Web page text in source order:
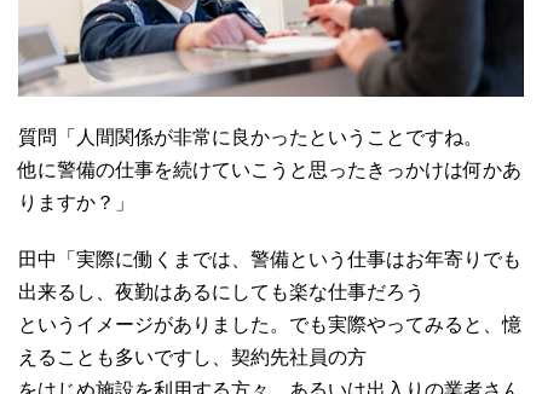
質問「人間関係が非常に良かったということですね。
他に警備の仕事を続けていこうと思ったきっかけは何かあ
りますか？」
田中「実際に働くまでは、警備という仕事はお年寄りでも
出来るし、夜勤はあるにしても楽な仕事だろう
というイメージがありました。でも実際やってみると、憶
えることも多いですし、契約先社員の方